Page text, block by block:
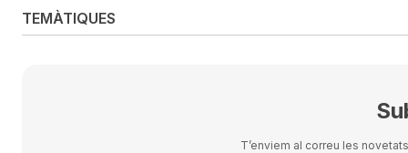
TEMÀTIQUES
T’enviem al correu les